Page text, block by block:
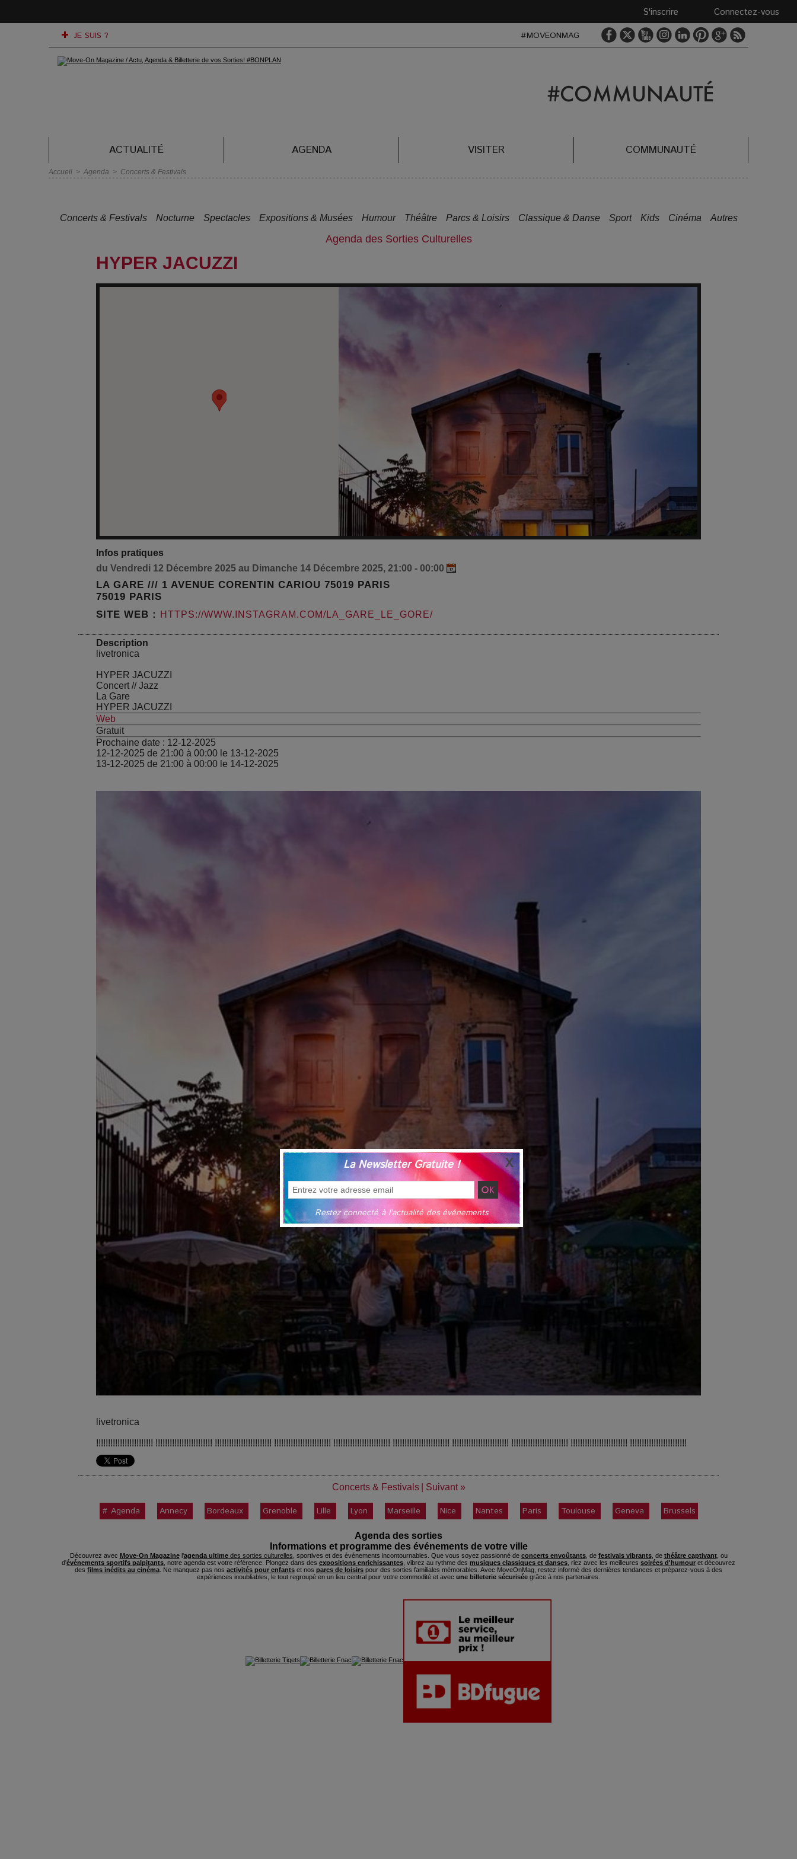
Connectez-vous
S'inscrire
JE SUIS ? #MOVEONMAG
ACTUALITÉ AGENDA VISITER COMMUNAUTÉ
Accueil > Agenda > Concerts & Festivals
Concerts & Festivals Nocturne Spectacles Expositions & Musées Humour Théâtre Parcs & Loisirs Classique & Danse Sport Kids Cinéma Autres
Agenda des Sorties Culturelles
HYPER JACUZZI
Infos pratiques
du Vendredi 12 Décembre 2025 au Dimanche 14 Décembre 2025, 21:00 - 00:00
LA GARE /// 1 AVENUE CORENTIN CARIOU 75019 PARIS
75019 PARIS
SITE WEB :
HTTPS://WWW.INSTAGRAM.COM/LA_GARE_LE_GORE/
Description
livetronica
HYPER JACUZZI
Concert //Jazz
La Gare
HYPER JACUZZI
Web
Gratuit
Prochaine date : 12-12-2025
12-12-2025 de 21:00 à 00:00 le 13-12-2025
13-12-2025 de 21:00 à 00:00 le 14-12-2025
livetronica
!!!!!!!!!!!!!!!!!!!!!!!! !!!!!!!!!!!!!!!!!!!!!!!! !!!!!!!!!!!!!!!!!!!!!!!! !!!!!!!!!!!!!!!!!!!!!!!! !!!!!!!!!!!!!!!!!!!!!!!! !!!!!!!!!!!!!!!!!!!!!!!! !!!!!!!!!!!!!!!!!!!!!!!! !!!!!!!!!!!!!!!!!!!!!!!! !!!!!!!!!!!!!!!!!!!!!!!! !!!!!!!!!!!!!!!!!!!!!!!!
Concerts & Festivals Suivant »
# Agenda Annecy Bordeaux Grenoble Lille Lyon Marseille Nice Nantes Paris Toulouse Geneva Brussels
Agenda des sorties
Informations et programme des événements de votre ville
Découvrez avec Move-On Magazinel'agenda ultimedes sorties culturelles , sportives et des événements incontournables. Que vous soyez passionné de concerts envoûtants, de festivals vibrants, de théâtre captivant, ou
d'événements sportifs palpitants , notre agenda est votre référence. Plongez dans des expositions enrichissantes , vibrez au rythme des musiques classiques et danses , riez avec les meilleures soirées d'humour et découvrez
des films inédits au cinéma . Ne manquez pas nos activités pour enfants et nos parcs de loisirs pour des sorties familiales mémorables. Avec MoveOnMag, restez informé des dernières tendances et préparez-vous à des
expériences inoubliables, le tout regroupé en un lieu central pour votre commodité et avec une billeterie sécurisée grâce à nos partenaires.
La Newsletter Gratuite !
Restez connecté à l'actualité des événements